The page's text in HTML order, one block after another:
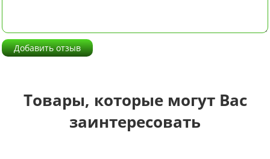
Добавить отзыв
Товары, которые могут Вас
заинтересовать